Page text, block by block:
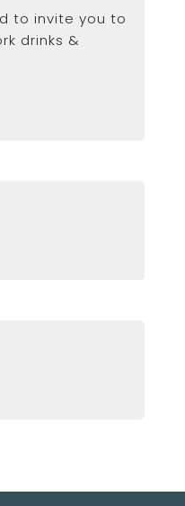
to invite you to
drinks &